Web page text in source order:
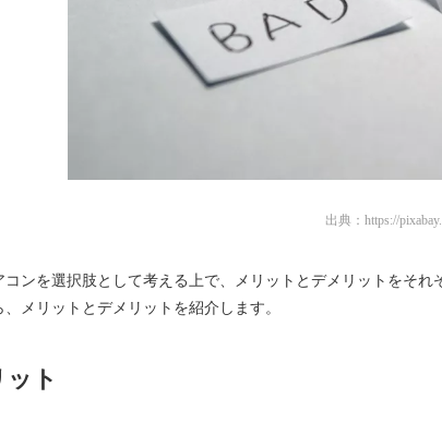
出典： https://
コンを選択肢として考える上で、メリットとデメリットをそ
、メリットとデメリットを紹介します。
ト